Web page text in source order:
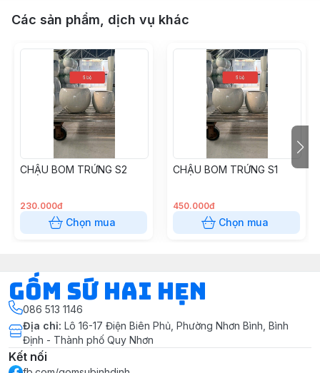
Các sản phẩm, dịch vụ khác
CHẬU BOM TRỨNG S2
230.000đ
Chọn mua
CHẬU BOM TRỨNG S1
450.000đ
Chọn mua
Gốm Sứ Hai Hẹn
086 513 1146
Địa chỉ: Lô 16-17 Điện Biên Phủ, Phường Nhơn Bình, Bình
Định - Thành phố Quy Nhơn
Kết nối